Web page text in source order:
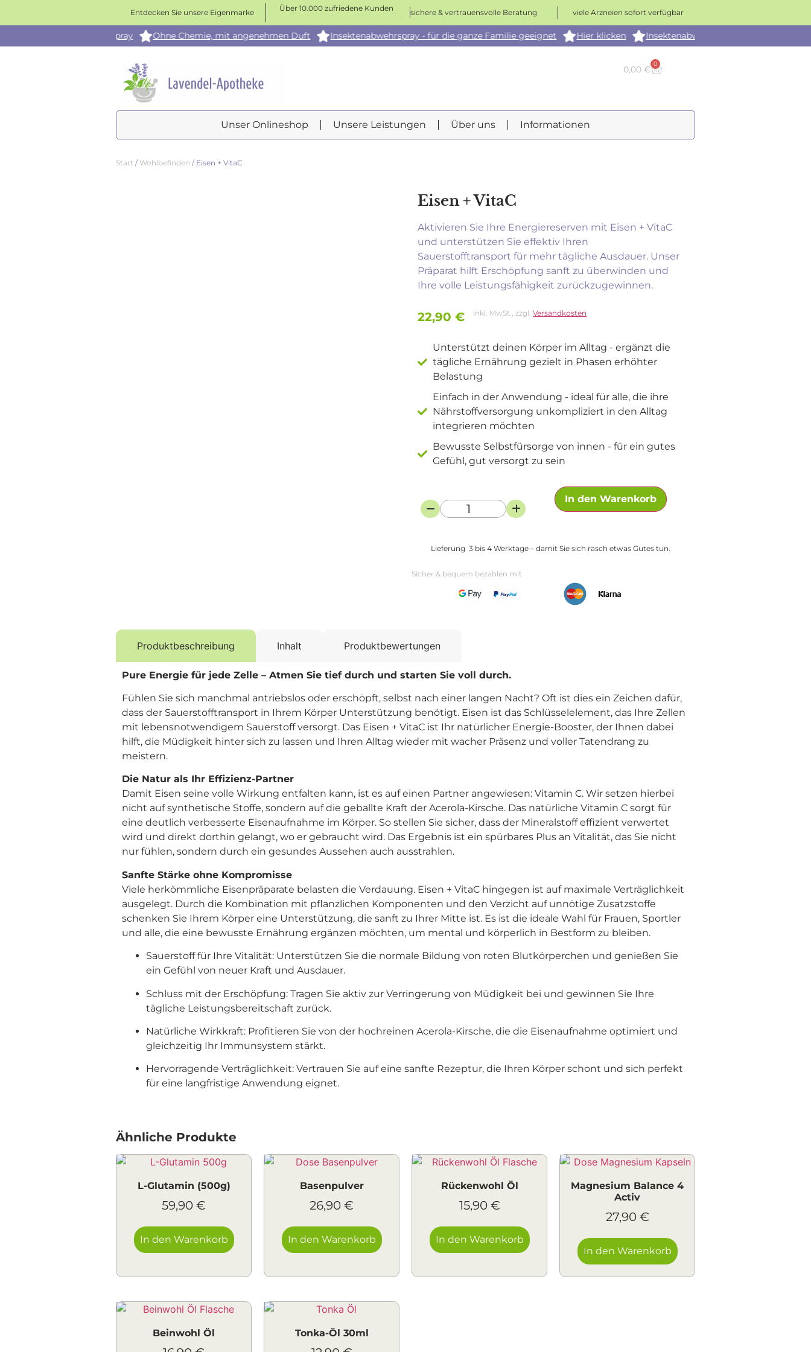
Entdecken Sie unsere Eigenmarke Über 10.000 zufriedene Kunden sichere & vertrauensvolle Beratung viele Arzneien sofort verfügbar
Ohne Chemie, mit angenehmen Duft Insektenabwehrspray - für die ganze Familie geeignet Hier klicken Insektenabwehrspray - Genießen Sie die Zeit
0,00 €
0
Unser Onlineshop Unsere Leistungen Über uns Informationen
Start / Wohlbefinden / Eisen + VitaC
Eisen + VitaC
Aktivieren Sie Ihre Energiereserven mit Eisen + VitaC
und unterstützen Sie effektiv Ihren
Sauerstofftransport für mehr tägliche Ausdauer. Unser
Präparat hilft Erschöpfung sanft zu überwinden und
Ihre volle Leistungsfähigkeit zurückzugewinnen.
22,90 € inkl. MwSt., zzgl.Versandkosten
Unterstützt deinen Körper im Alltag - ergänzt die
tägliche Ernährung gezielt in Phasen erhöhter
Belastung
Einfach in der Anwendung - ideal für alle, die ihre
Nährstoffversorgung unkompliziert in den Alltag
integrieren möchten
Bewusste Selbstfürsorge von innen - für ein gutes
Gefühl, gut versorgt zu sein
In den Warenkorb
Lieferung 3 bis 4 Werktage – damit Sie sich rasch etwas Gutes tun.
Sicher & bequem bezahlen mit
Produktbeschreibung Inhalt Produktbewertungen
Pure Energie für jede Zelle – Atmen Sie tief durch und starten Sie voll durch.
Fühlen Sie sich manchmal antriebslos oder erschöpft, selbst nach einer langen Nacht? Oft ist dies ein Zeichen dafür,
dass der Sauerstofftransport in Ihrem Körper Unterstützung benötigt. Eisen ist das Schlüsselelement, das Ihre Zellen
mit lebensnotwendigem Sauerstoff versorgt. Das Eisen + VitaC ist Ihr natürlicher Energie-Booster, der Ihnen dabei
hilft, die Müdigkeit hinter sich zu lassen und Ihren Alltag wieder mit wacher Präsenz und voller Tatendrang zu
meistern.
Die Natur als Ihr Effizienz-Partner
Damit Eisen seine volle Wirkung entfalten kann, ist es auf einen Partner angewiesen: Vitamin C. Wir setzen hierbei
nicht auf synthetische Stoffe, sondern auf die geballte Kraft der Acerola-Kirsche. Das natürliche Vitamin C sorgt für
eine deutlich verbesserte Eisenaufnahme im Körper. So stellen Sie sicher, dass der Mineralstoff effizient verwertet
wird und direkt dorthin gelangt, wo er gebraucht wird. Das Ergebnis ist ein spürbares Plus an Vitalität, das Sie nicht
nur fühlen, sondern durch ein gesundes Aussehen auch ausstrahlen.
Sanfte Stärke ohne Kompromisse
Viele herkömmliche Eisenpräparate belasten die Verdauung. Eisen + VitaC hingegen ist auf maximale Verträglichkeit
ausgelegt. Durch die Kombination mit pflanzlichen Komponenten und den Verzicht auf unnötige Zusatzstoffe
schenken Sie Ihrem Körper eine Unterstützung, die sanft zu Ihrer Mitte ist. Es ist die ideale Wahl für Frauen, Sportler
und alle, die eine bewusste Ernährung ergänzen möchten, um mental und körperlich in Bestform zu bleiben.
Sauerstoff für Ihre Vitalität: Unterstützen Sie die normale Bildung von roten Blutkörperchen und genießen Sie
ein Gefühl von neuer Kraft und Ausdauer.
Schluss mit der Erschöpfung: Tragen Sie aktiv zur Verringerung von Müdigkeit bei und gewinnen Sie Ihre
tägliche Leistungsbereitschaft zurück.
Natürliche Wirkkraft: Profitieren Sie von der hochreinen Acerola-Kirsche, die die Eisenaufnahme optimiert und
gleichzeitig Ihr Immunsystem stärkt.
Hervorragende Verträglichkeit: Vertrauen Sie auf eine sanfte Rezeptur, die Ihren Körper schont und sich perfekt
für eine langfristige Anwendung eignet.
Ähnliche Produkte
L-Glutamin (500g)
59,90 €
In den Warenkorb
Basenpulver
26,90 €
In den Warenkorb
Rückenwohl Öl
15,90 €
In den Warenkorb
Magnesium Balance 4
Activ
27,90 €
In den Warenkorb
Beinwohl Öl Tonka-Öl 30ml